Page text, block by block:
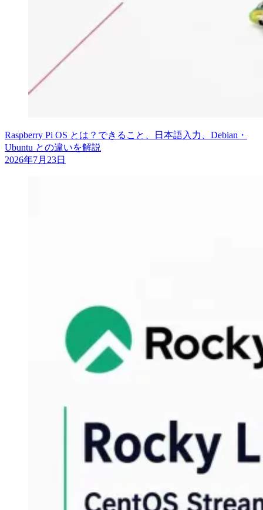
Raspberry Pi OS とは？できること、日本語入力、Debian・
Ubuntu との違いを解説
2026年7月23日